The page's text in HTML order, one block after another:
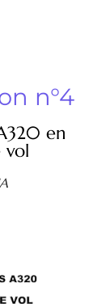
n°4
en
vol